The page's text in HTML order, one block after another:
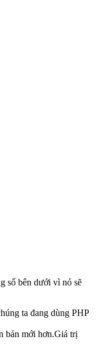
số bên dưới vì nó sẽ
ta đang dùng PHP
bản mới hơn.Giá trị